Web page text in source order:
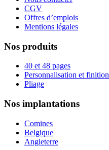
CGV
Offres d’emplois
Mentions légales
Nos produits
40 et 48 pages
Personnalisation et finition
Pliage
Nos implantations
Comines
Belgique
Angleterre